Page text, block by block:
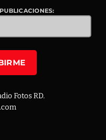
Fotos RD.